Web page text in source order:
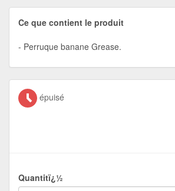
Ce que contient le produit
Perruque banane Grease.
épuisé
Quantitï¿½